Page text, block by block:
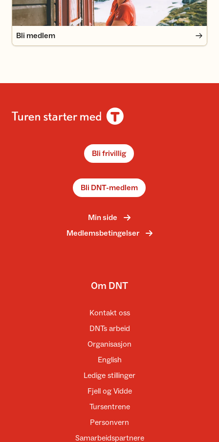
Bli medlem
Bli frivillig
Bli DNT-medlem
Min side
Medlemsbetingelser
Om DNT
Kontakt oss
DNTs arbeid
Organisasjon
English
Ledige stillinger
Fjell og Vidde
Tursentrene
Personvern
Samarbeidspartnere